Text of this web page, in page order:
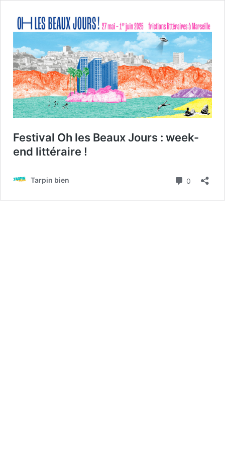
Festival Oh les Beaux Jours : week-
end littéraire !
Tarpin bien 0